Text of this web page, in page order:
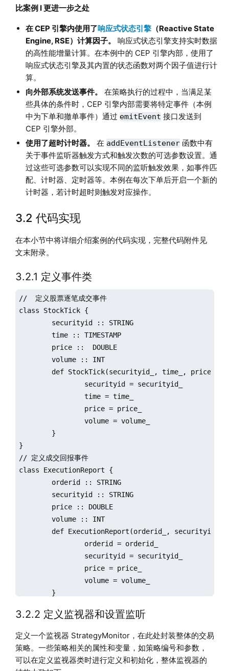
比案例 I 更进一步之处
在 CEP 引擎内使用了响应式状态引擎（Reactive State
Engine, RSE）计算因子。
响应式状态引擎支持实时数据
的高性能增量计算。在本例中的 CEP 引擎内部，使用了
响应式状态引擎及其内置的状态函数对两个因子值进行计
算。
向外部系统发送事件。
在策略执行的过程中，当满足某
些具体的条件时，CEP 引擎内部需要将特定事件（本例
中为下单和撤单事件）通过 emitEvent 接口发送到
CEP 引擎外部。
使用了超时计时器。
在 addEventListener函数中有
关于事件监听器触发方式和触发次数的可选参数设置。通
过这些可选参数可以实现不同的监听触发效果，如事件匹
配、计时器、定时器等。本例在每次下单后开启一个新的
计时器，若计时超时则触发对应操作。
3.2 代码实现
在本小节中将详细介绍案例的代码实现，完整代码附件见
文末附录。
3.2.1 定义事件类
//  定义股票逐笔成交事件
class StockTick {
}
// 定义成交回报事件
class ExecutionReport {
// 定义下单事件
	orderid :: STRING
	securityid :: STRING
	price :: DOUBLE
3.2.2 定义监视器和设置监听
定义一个监视器 StrategyMonitor，在此处封装整体的交易
策略。一些策略相关的属性和变量，如策略编号和参数，
可以在定义监视器类时进行定义和初始化，整体监视器的